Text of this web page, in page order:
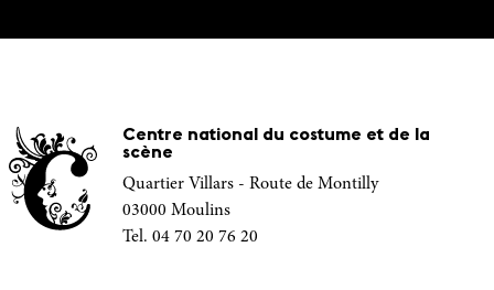
Centre national du costume et de la
scène
Quartier Villars - Route de Montilly
03000 Moulins
Tel. 04 70 20 76 20